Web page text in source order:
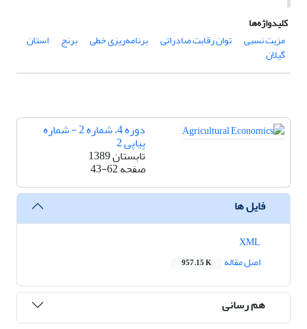
کلیدواژه‌ها
مزیت نسبی
توان رقابت صادراتی برنامه‌ریزی خطی برنج استان
گیلان
دوره 4، شماره 2 - شماره
پیاپی 2
تابستان 1389
صفحه43-62
فایل ها
اصل مقاله
957.15 K
هم رسانی